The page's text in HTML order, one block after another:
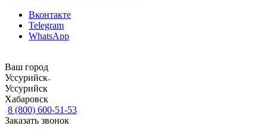
Вконтакте
Telegram
WhatsApp
Ваш город
Уссурийск
Уссурийск
Хабаровск
8 (800) 600-51-53
Заказать звонок